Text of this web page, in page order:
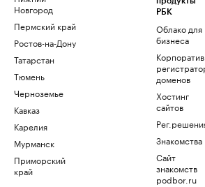
Новгород
Пермский край
Ростов-на-Дону
Татарстан
Тюмень
Черноземье
Кавказ
Карелия
Мурманск
Приморский
край
РБК
Облако для
бизнеса
доменов
Хостинг
сайтов
Знакомства
Сайт
знакомств
podbor.ru